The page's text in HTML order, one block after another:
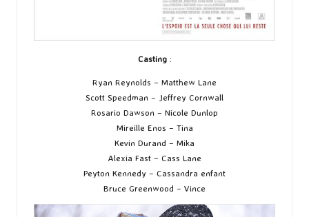
Casting:
Ryan Reynolds – Matthew Lane
Scott Speedman – Jeffrey Cornwall
Rosario Dawson – Nicole Dunlop
Mireille Enos – Tina
Kevin Durand – Mika
Alexia Fast – Cass Lane
Peyton Kennedy – Cassandra enfant
Bruce Greenwood – Vince